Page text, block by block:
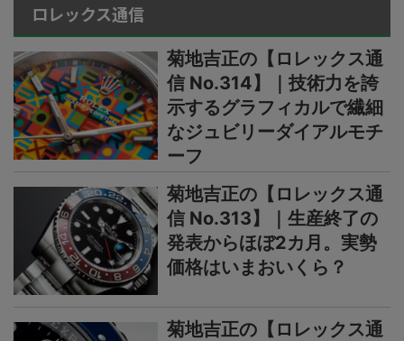
ロレックス通信
菊地吉正の【ロレックス通
信 No.314】｜技術力を誇
示するグラフィカルで繊細
なジュビリーダイアルモチ
ーフ
菊地吉正の【ロレックス通
信 No.313】｜生産終了の
発表からほぼ2カ月。実勢
価格はいまおいくら？
菊地吉正の【ロレックス通